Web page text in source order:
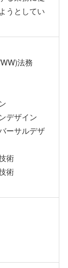
うとしてい
法務
デザイン
ーサルデザ
術
術